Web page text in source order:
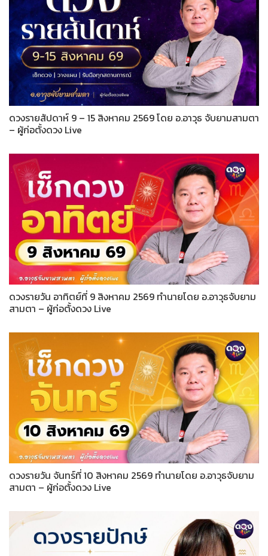
ดวงรายสัปดาห์ 9 – 15 สิงหาคม 2569 โดย อ.อาวุธ จับยามสามตา
– ผู้ก่อตั้งดวง Live
ดวงรายวัน อาทิตย์ที่ 9 สิงหาคม 2569 ทำนายโดย อ.อาวุธจับยาม
สามตา – ผู้ก่อตั้งดวง Live
ดวงรายวัน จันทร์ที่ 10 สิงหาคม 2569 ทำนายโดย อ.อาวุธจับยาม
สามตา – ผู้ก่อตั้งดวง Live